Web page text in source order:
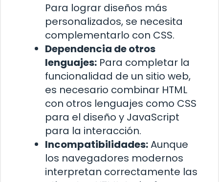
Para lograr diseños más
personalizados, se necesita
complementarlo con CSS.
Dependencia de otros
lenguajes: Para completar la
funcionalidad de un sitio web,
es necesario combinar HTML
con otros lenguajes como CSS
para el diseño y JavaScript
para la interacción.
Incompatibilidades:Aunque
los navegadores modernos
interpretan correctamente las